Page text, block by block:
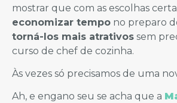
mostrar que com as escolhas
economizar tempo no preparo
torná-los mais atrativos sem
curso de chef de cozinha.
Às vezes só precisamos de uma
Ah, e engano seu se acha que a